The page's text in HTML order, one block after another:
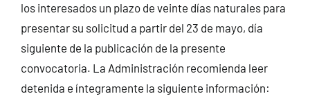
los interesados un plazo de veinte días naturales para
presentar su solicitud a partir del 23 de mayo, día
siguiente de la publicación de la presente
convocatoria. La Administración recomienda leer
detenida e íntegramente la siguiente información: